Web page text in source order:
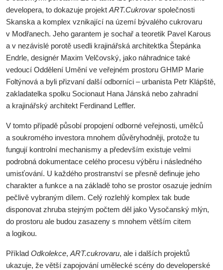
developera, to dokazuje projekt ART.Cukrovarspolečnosti
Skanska a komplex vznikající na území bývalého cukrovaru
v Modřanech. Jeho garantem je sochař a teoretik Pavel Karous
a v nezávislé porotě usedli krajinářská architektka Štepánka
Endrle, designér Maxim Velčovský, jako náhradnice také
vedoucí Oddělení Umění ve veřejném prostoru GHMP Marie
Foltýnová a byli přizvaní další odborníci – urbanista Petr Klápště,
zakladatelka spolku Socionaut Hana Jánská nebo zahradní
a krajinářský architekt Ferdinand Leffler.
V tomto případě působí propojení odborné veřejnosti, umělců
a soukromého investora mnohem důvěryhodněji, protože tu
fungují kontrolní mechanismy a především existuje velmi
podrobná dokumentace celého procesu výběru i následného
umisťování. U každého prostranství se přesně definuje jeho
charakter a funkce a na základě toho se prostor osazuje jedním
pečlivě vybraným dílem. Celý rozlehlý komplex tak bude
disponovat zhruba stejným počtem děl jako Vysočanský mlýn,
do prostoru ale budou zasazeny s mnohem větším citem
a logikou.
Příklad Odkolekce, ART.cukrovaru, ale i dalších projektů
ukazuje, že větší zapojování umělecké scény do developerské